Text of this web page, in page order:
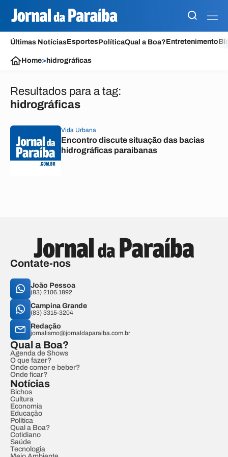
Últimas NotíciasEsportesPolíticaQual a Boa?Entretenimento
Home> hidrográficas
Resultados para a tag:
hidrográficas
Vida Urbana
Encontro discute situação das bacias
hidrográficas paraibanas
Contate-nos
João Pessoa
(83) 2106.1892
Campina Grande
(83) 3315-3204
Redação
jornalismo@jornaldaparaiba.com.br
Qual a Boa?
Agenda de Shows
O que fazer?
Onde comer e beber?
Onde ficar?
Notícias
Bichos
Cultura
Economia
Educação
Política
Qual a Boa?
Cotidiano
Saúde
Tecnologia